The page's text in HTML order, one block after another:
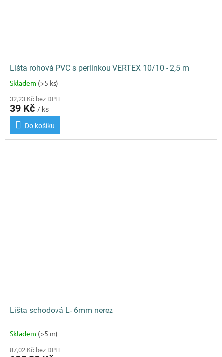
Lišta rohová PVC s perlinkou VERTEX 10/10 - 2,5 m
Průměrné
produktu
je
5,0
5
Skladem (>5 ks)
32,23 Kč bez DPH
39 Kč / ks
Do košíku
Lišta schodová L- 6mm nerez
Skladem (>5 m)
87,02 Kč bez DPH